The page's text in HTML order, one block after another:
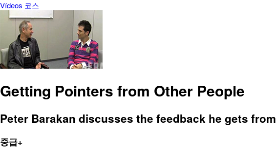
Vídeos 코스
Getting Pointers from Other People
Peter Barakan discusses the feedback he gets
중급+